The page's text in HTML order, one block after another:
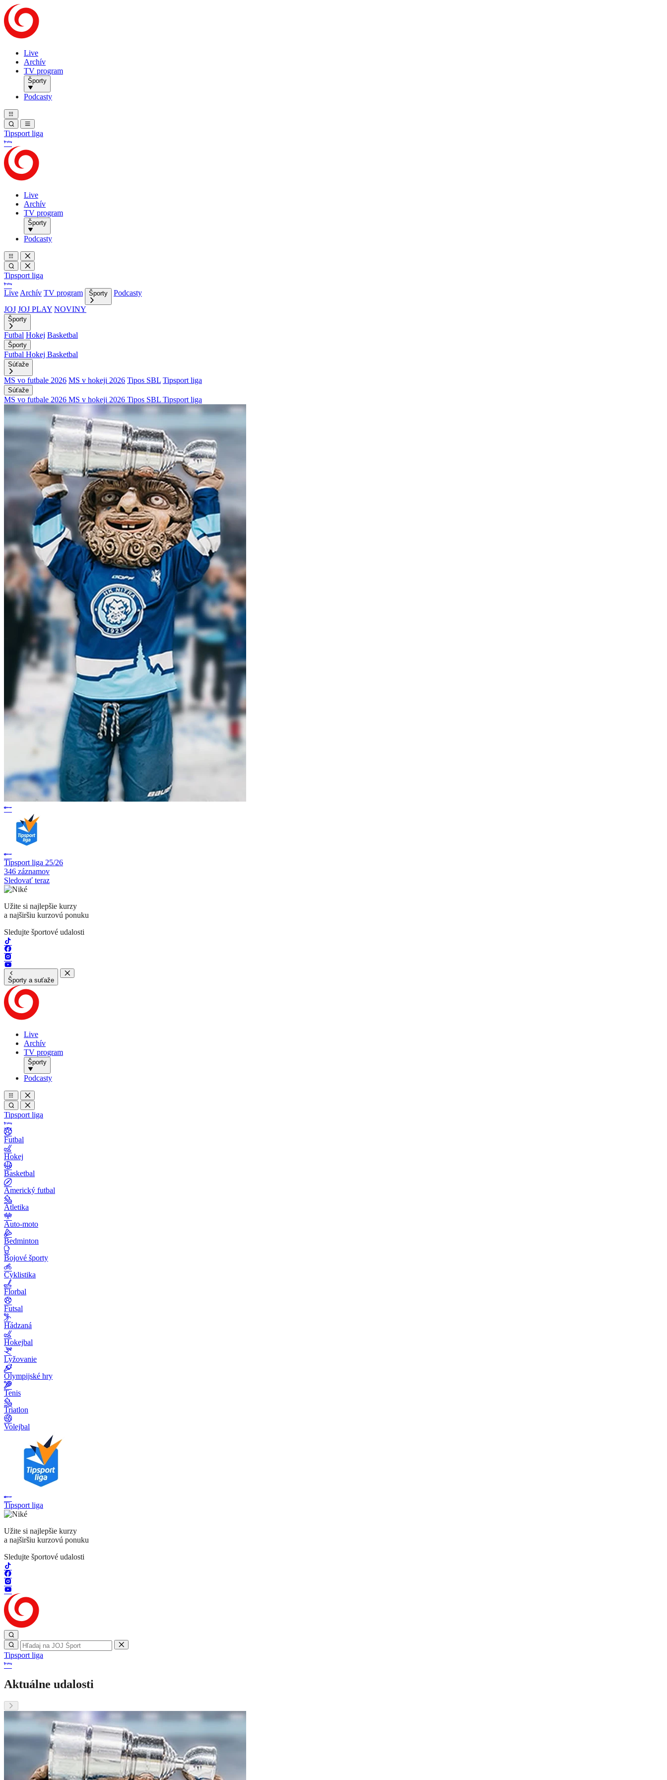
Live
Archív
TV program
Športy
Podcasty
Tipsport liga
Live
Archív
TV program
Športy
Podcasty
Tipsport liga
Live Archív TV program Športy
Podcasty
JOJ JOJ PLAY NOVINY
Športy
Futbal Hokej Basketbal
Športy
Futbal Hokej Basketbal
Súťaže
MS vo futbale 2026 MS v hokeji 2026 Tipos SBL Tipsport liga
Súťaže
MS vo futbale 2026 MS v hokeji 2026 Tipos SBL Tipsport liga
Tipsport liga 25/26
346 záznamov
Sledovať teraz
Užite si najlepšie kurzy
a najširšiu kurzovú ponuku
Sledujte športové udalosti
Športy a suťaže
Live
Archív
TV program
Športy
Podcasty
Tipsport liga
Futbal
Hokej
Basketbal
Americký futbal
Atletika
Auto-moto
Bedminton
Bojové športy
Cyklistika
Florbal
Futsal
Hádzaná
Hokejbal
Lyžovanie
Olympijské hry
Tenis
Triatlon
Volejbal
Tipsport liga
Užite si najlepšie kurzy
a najširšiu kurzovú ponuku
Sledujte športové udalosti
Tipsport liga
Aktuálne udalosti